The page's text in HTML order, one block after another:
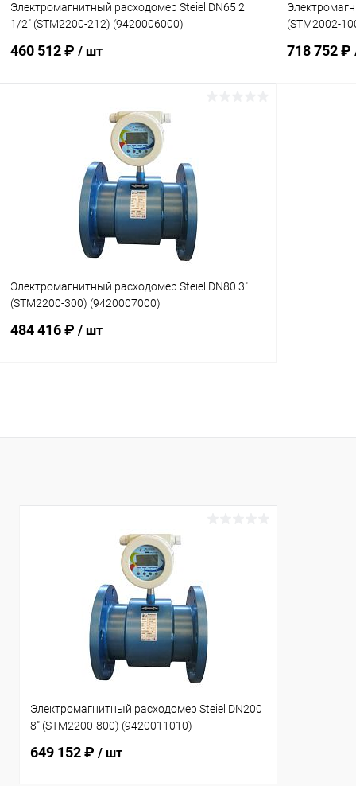
Электромагнитный расходомер Steiel DN65 2
1/2" (STM2200-212) (9420006000)
460 512 ₽ / шт
В корзину
К сравнению Под заказ
(STM2002-
718 752 ₽
Электромагнитный расходомер Steiel DN80 3"
(STM2200-300) (9420007000)
484 416 ₽ / шт
В избранное
Электромагнитный расходомер Steiel DN200
8" (STM2200-800) (9420011010)
649 152 ₽ / шт